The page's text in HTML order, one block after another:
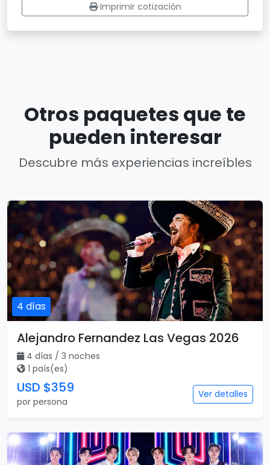
Imprimir cotización
Otros paquetes que te
pueden interesar
Descubre más experiencias increíbles
4 días
Alejandro Fernandez Las Vegas 2026
4 días / 3 noches
1 país(es)
USD $359
por persona
Ver detalles